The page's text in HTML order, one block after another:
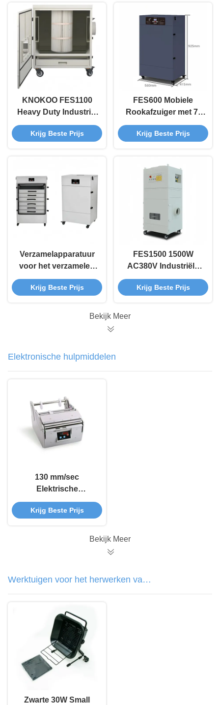
KNOKOO FES1100
Heavy Duty Industrial
Fume Extractor
1100W Grote
voor CO2-vezels en
zwaar lassen
Krijg Beste Prijs
FES600 Mobiele
Rookafzuiger met 7-
traps filter, 600W
vermogen en
stofafzuiging
Krijg Beste Prijs
Verzamelapparatuur
voor het verzamelen
van wit industrieel
stof FES600
Krijg Beste Prijs
FES1500 1500W
AC380V Industriële
Rookafzuiging met
Pulse Jet Reiniging
Krijg Beste Prijs
Bekijk Meer
Elektronische hulpmiddelen
130 mm/sec
Elektrische
etiketverdeler
handmatige sticker
stickerverdeler X-180
Krijg Beste Prijs
Bekijk Meer
Werktuigen voor het herwerken van
soldeer
Zwarte 30W Small